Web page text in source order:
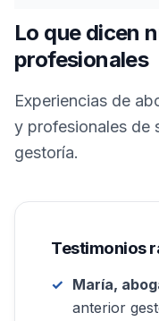
Lo que dicen
profesionales
Experiencias de
y profesionales de
gestoría.
Testimonios
María,
anterior